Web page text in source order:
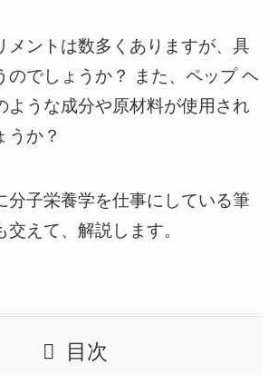
メントは数多くありますが、具
のでしょうか？ また、ペップ ヘ
ような成分や原材料が使用され
うか？
分子栄養学を仕事にしている筆
えて、解説します。
目次